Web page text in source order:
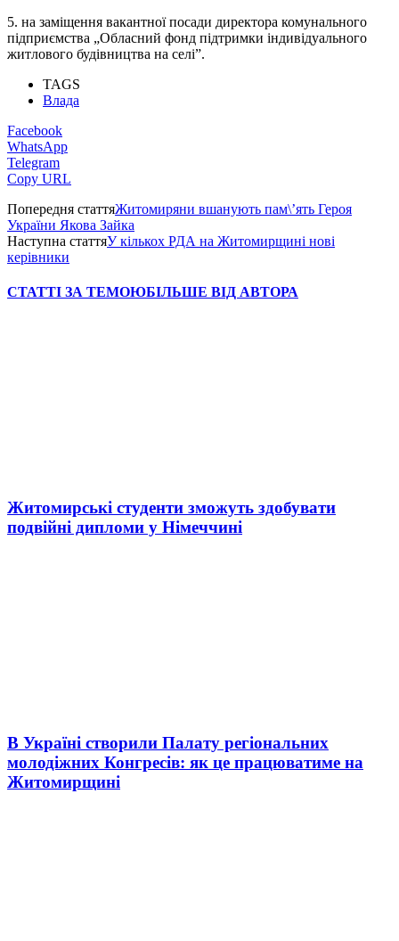
5. на заміщення вакантної посади директора комунального
підприємства „Обласний фонд підтримки індивідуального
житлового будівництва на селі”.
TAGS
Влада
Facebook
WhatsApp
Telegram
Copy URL
Попередня статтяЖитомиряни вшанують пам\’ять Героя
України Якова Зайка
Наступна статтяУ кількох РДА на Житомирщині нові
керівники
СТАТТІ ЗА ТЕМОЮБІЛЬШЕ ВІД АВТОРА
Житомирські студенти зможуть здобувати
подвійні дипломи у Німеччині
В Україні створили Палату регіональних
молодіжних Конгресів: як це працюватиме на
Житомирщині